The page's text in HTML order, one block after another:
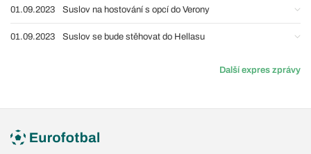
01.09.2023 Suslov na hostování s opcí do Verony
01.09.2023 Suslov se bude stěhovat do Hellasu
Další expres zprávy